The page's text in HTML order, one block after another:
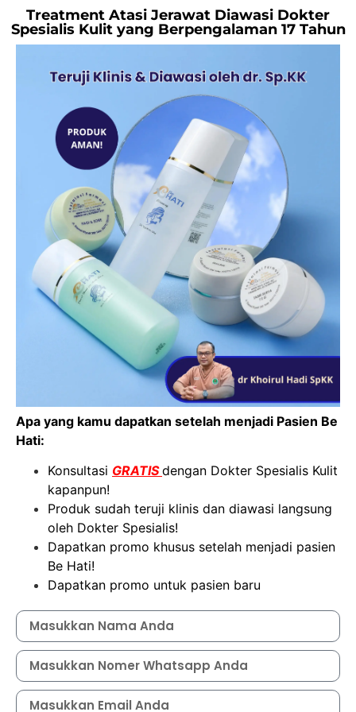
Treatment Atasi Jerawat Diawasi Dokter
Spesialis Kulit yang Berpengalaman 17 Tahun
Apa yang kamu dapatkan setelah menjadi Pasien Be
Hati:
Konsultasi GRATISdengan Dokter Spesialis Kulit
kapanpun!
Produk sudah teruji klinis dan diawasi langsung
oleh Dokter Spesialis!
Dapatkan promo khusus setelah menjadi pasien
Be Hati!
Dapatkan promo untuk pasien baru